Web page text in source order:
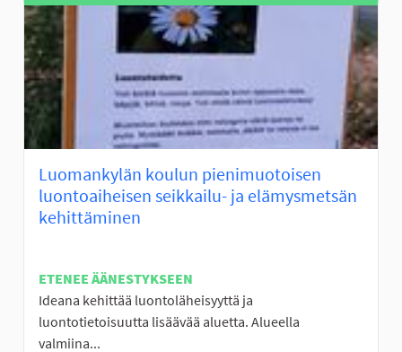
Luomankylän koulun pienimuotoisen
luontoaiheisen seikkailu- ja elämysmetsän
kehittäminen
ETENEE ÄÄNESTYKSEEN
Ideana kehittää luontoläheisyyttä ja
luontotietoisuutta lisäävää aluetta. Alueella
valmiina...